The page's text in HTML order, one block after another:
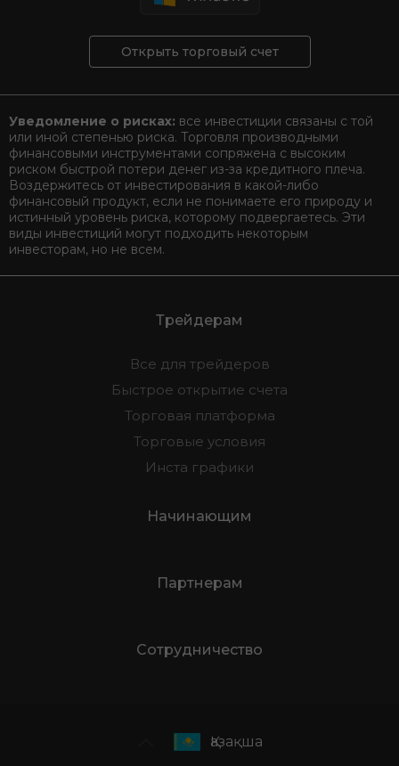
Открыть торговый счет
Уведомление о рисках: все инвестиции связаны с той
или иной степенью риска. Торговля производными
финансовыми инструментами сопряжена с высоким
риском быстрой потери денег из-за кредитного плеча.
Воздержитесь от инвестирования в какой-либо
финансовый продукт, если не понимаете его природу и
истинный уровень риска, которому подвергаетесь. Эти
виды инвестиций могут подходить некоторым
инвесторам, но не всем.
Трейдерам
Все для трейдеров
Быстрое открытие счета
Торговая платформа
Торговые условия
Инста графики
Начинающим
Партнерам
Сотрудничество
Қазақша